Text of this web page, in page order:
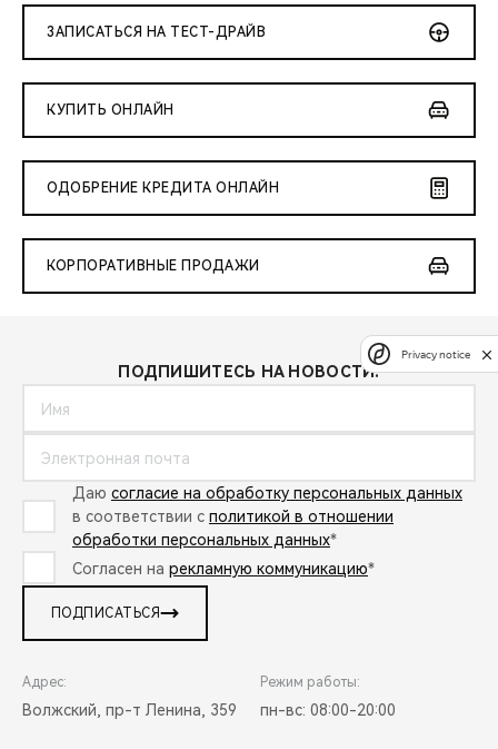
ЗАПИСАТЬСЯ НА ТЕСТ-ДРАЙВ
КУПИТЬ ОНЛАЙН
ОДОБРЕНИЕ КРЕДИТА ОНЛАЙН
КОРПОРАТИВНЫЕ ПРОДАЖИ
ПОДПИШИТЕСЬ НА НОВОСТИ:
Даю согласие на обработку персональных данных
в соответствии с политикой в отношении
обработки персональных данных*
Согласен на рекламную коммуникацию*
ПОДПИСАТЬСЯ
Адрес:
Волжский, пр-т Ленина, 359
Режим работы:
пн-вс: 08:00-20:00
Privacy notice